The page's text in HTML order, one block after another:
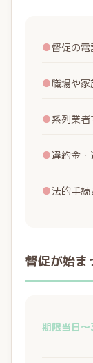
●督促の電
●職場や
●系列業者
●違約金
●法的手続
督促が始ま
期限当日